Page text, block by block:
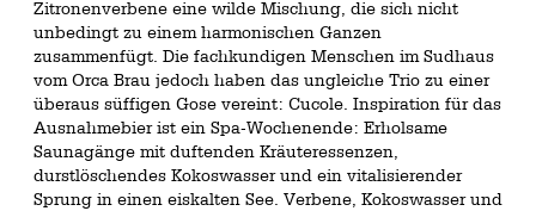
Zitronenverbene eine wilde Mischung, die sich nicht
unbedingt zu einem harmonischen Ganzen
zusammenfügt. Die fachkundigen Menschen im Sudhaus
vom Orca Brau jedoch haben das ungleiche Trio zu einer
überaus süffigen Gose vereint: Cucole. Inspiration für das
Ausnahmebier ist ein Spa-Wochenende: Erholsame
Saunagänge mit duftenden Kräuteressenzen,
durstlöschendes Kokoswasser und ein vitalisierender
Sprung in einen eiskalten See. Verbene, Kokoswasser und